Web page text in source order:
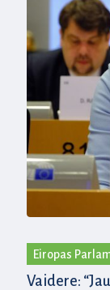
Eiropas
Vaidere: